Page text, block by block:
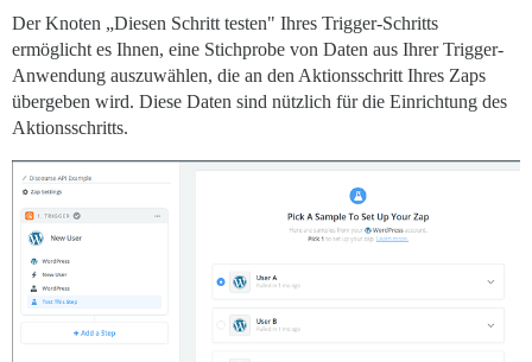
Der Knoten „Diesen Schritt testen" Ihres Trigger-Schritts
ermöglicht es Ihnen, eine Stichprobe von Daten aus Ihrer Trigger-
Anwendung auszuwählen, die an den Aktionsschritt Ihres Zaps
übergeben wird. Diese Daten sind nützlich für die Einrichtung des
Aktionsschritts.